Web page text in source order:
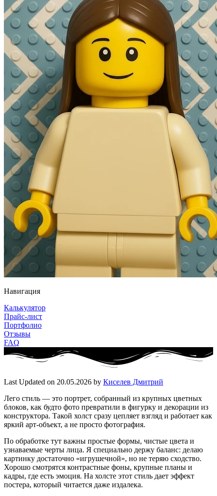
Навигация
Калькулятор
Прайс-лист
Портфолио
Отзывы
FAQ
Last Updated on 20.05.2026 by Киселев Дмитрий
Лего стиль — это портрет, собранный из крупных цветных
блоков, как будто фото превратили в фигурку и декорации из
конструктора. Такой холст сразу цепляет взгляд и работает как
яркий арт-объект, а не просто фотография.
По обработке тут важны простые формы, чистые цвета и
узнаваемые черты лица. Я специально держу баланс: делаю
картинку достаточно «игрушечной», но не теряю сходство.
Хорошо смотрятся контрастные фоны, крупные планы и
кадры, где есть эмоция. На холсте этот стиль дает эффект
постера, который читается даже издалека.